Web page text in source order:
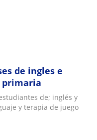
de ingles e
primaria
de; inglés y
y terapia de juego